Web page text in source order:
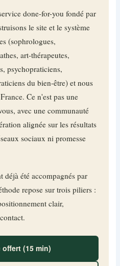
done-for-you fondé par
le site et le système
(sophrologues,
art-thérapeutes,
psychopraticiens,
du bien-être) et nous
Ce n'est pas une
avec une communauté
alignée sur les résultats
sociaux ni promesse
déjà été accompagnés par
repose sur trois piliers :
clair,
(15 min)